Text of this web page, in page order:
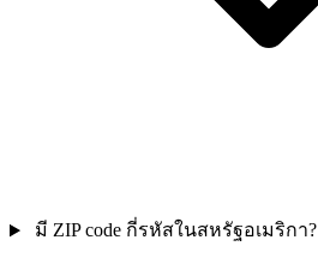
มี ZIP code กี่รหัสในสหรัฐอเมริกา?